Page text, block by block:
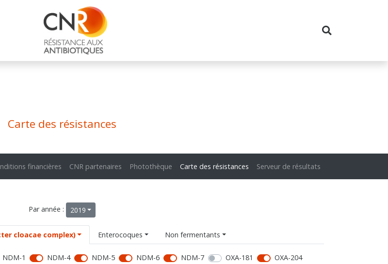
Carte des résistances
financières CNR partenaires Photothèque Carte des résistances Serveur de résultats
Par année : 2019
cloacae complex) Enterocoques Non fermentants
NDM-1 NDM-4 NDM-5 NDM-6 NDM-7 OXA-181
OXA-204